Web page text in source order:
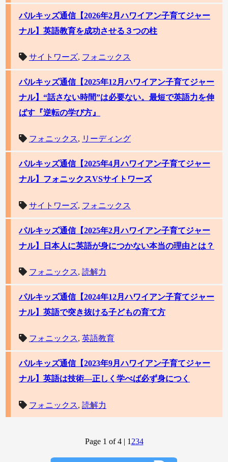
パルキッズ通信【2026年2月ハワイアン子育てジャー
ナル】英語教育を成功させる３つの柱
サイトワーズ, フォニックス
パルキッズ通信【2025年12月ハワイアン子育てジャー
ナル】“話さない時間”は必要ない。最短で英語力を伸
ばす『逆転の学び方』
フォニックス, リーディング
パルキッズ通信【2025年4月ハワイアン子育てジャー
ナル】フォニックスVSサイトワーズ
サイトワーズ, フォニックス
パルキッズ通信【2025年2月ハワイアン子育てジャー
ナル】日本人に英語が身につかない本当の理由とは？
フォニックス, 読解力
パルキッズ通信【2024年12月ハワイアン子育てジャー
ナル】英語で突き抜ける子どもの育て方
フォニックス, 英語教育
パルキッズ通信【2023年9月ハワイアン子育てジャー
ナル】英語は技術―正しく学べば必ず身につく
フォニックス, 読解力
Page 1 of 4| 1 234